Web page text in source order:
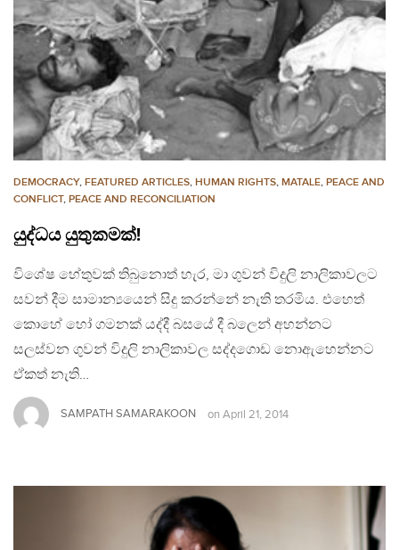
DEMOCRACY, FEATURED ARTICLES, HUMAN RIGHTS, MATALE, PEACE AND
CONFLICT, PEACE AND RECONCILIATION
යුද්ධය යුතුකමක්!
විශේෂ හේතුවක් තිබුනොත් හැර, මා ගුවන් විදුලි නාලිකාවලට
සවන් දීම සාමාන්‍යයෙන් සිදු කරන්නේ නැති තරමිය. එහෙත්
කොහේ හෝ ගමනක් යද්දී බසයේ දී බලෙන් අහන්නට
සලස්වන ගුවන් විදුලි නාලිකාවල සද්දගොඩ නොඇහෙන්නට
ඒකත් නැති…
SAMPATH SAMARAKOON on April 21, 2014